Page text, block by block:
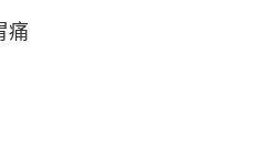
痛